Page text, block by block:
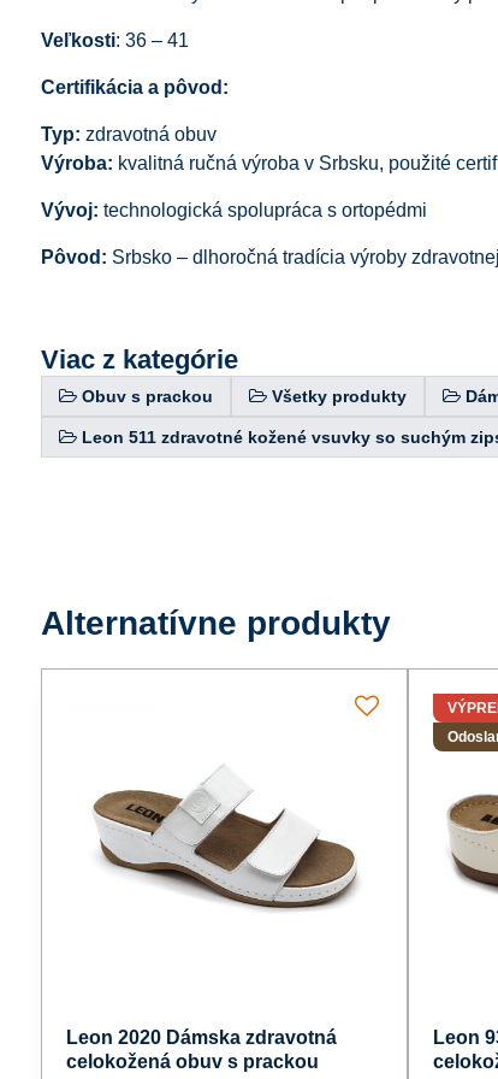
Veľkosti: 36 – 41
Certifikácia a pôvod:
Typ: zdravotná obuv
Výroba: kvalitná ručná výroba v Srbsku, použité
Vývoj: technologická spolupráca s ortopédmi
Pôvod: Srbsko – dlhoročná tradícia výroby
Viac z kategórie
Obuv s prackou Všetky produkty
Leon 511 zdravotné kožené vsuvky so suchým
Alternatívne produkty
Leon 2020 Dámska zdravotná
celokožená obuv s prackou
Leon